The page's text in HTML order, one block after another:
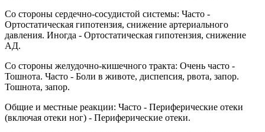
Со стороны сердечно-сосудистой системы: Часто -
Ортостатическая гипотензия, снижение артериального
давления. Иногда - Ортостатическая гипотензия, снижение
АД.
Со стороны желудочно-кишечного тракта: Очень часто -
Тошнота. Часто - Боли в животе, диспепсия, рвота, запор.
Тошнота, запор.
Общие и местные реакции: Часто - Периферические отеки
(включая отеки ног) - Периферические отеки.